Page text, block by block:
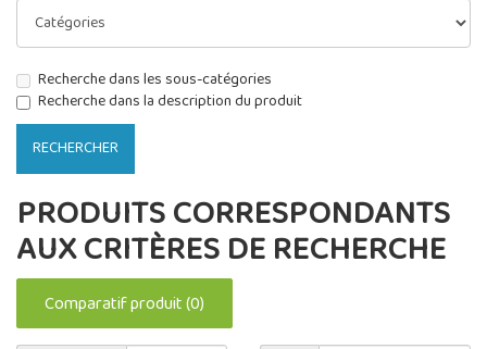
Recherche dans les sous-catégories
Recherche dans la description du produit
PRODUITS CORRESPONDANTS
AUX CRITÈRES DE RECHERCHE
Comparatif produit (0)